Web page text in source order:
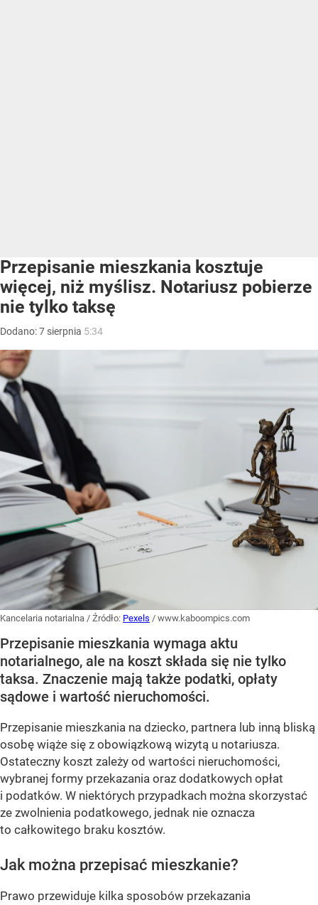
Przepisanie mieszkania kosztuje
więcej, niż myślisz. Notariusz pobierze
nie tylko taksę
Dodano:7 sierpnia 5:34
Kancelaria notarialna / Źródło: Pexels / www.kaboompics.com
Przepisanie mieszkania wymaga aktu
notarialnego, ale na koszt składa się nie tylko
taksa. Znaczenie mają także podatki, opłaty
sądowe i wartość nieruchomości.
Przepisanie mieszkania na dziecko, partnera lub inną bliską
osobę wiąże się z obowiązkową wizytą u notariusza.
Ostateczny koszt zależy od wartości nieruchomości,
wybranej formy przekazania oraz dodatkowych opłat
i podatków. W niektórych przypadkach można skorzystać
ze zwolnienia podatkowego, jednak nie oznacza
to całkowitego braku kosztów.
Jak można przepisać mieszkanie?
Prawo przewiduje kilka sposobów przekazania